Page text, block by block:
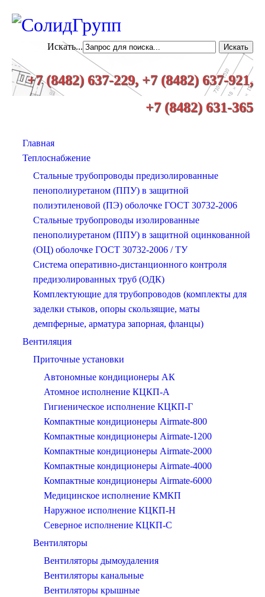
Искать...
+7 (8482) 637-229, +7 (8482) 637-921,
+7 (8482) 631-365
Главная
Теплоснабжение
Стальные трубопроводы предизолированные
пенополиуретаном (ППУ) в защитной
полиэтиленовой (ПЭ) оболочке ГОСТ 30732-2006
Стальные трубопроводы изолированные
пенополиуретаном (ППУ) в защитной оцинкованной
(ОЦ) оболочке ГОСТ 30732-2006 / ТУ
Система оперативно-дистанционного контроля
предизолированных труб (ОДК)
Комплектующие для трубопроводов (комплекты для
заделки стыков, опоры скользящие, маты
демпферные, арматура запорная, фланцы)
Вентиляция
Приточные установки
Автономные кондиционеры АК
Атомное исполнение КЦКП-А
Гигиеническое исполнение КЦКП-Г
Компактные кондиционеры Airmate-800
Компактные кондиционеры Airmate-1200
Компактные кондиционеры Airmate-2000
Компактные кондиционеры Airmate-4000
Компактные кондиционеры Airmate-6000
Медицинское исполнение КМКП
Наружное исполнение КЦКП-Н
Северное исполнение КЦКП-С
Вентиляторы
Вентиляторы дымоудаления
Вентиляторы канальные
Вентиляторы крышные